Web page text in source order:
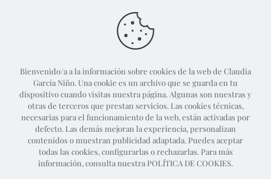
MÉTODOS DE PAGO
Bienvenido/a a la información sobre cookies de la web de Claudia
García Niño. Una cookie es un archivo que se guarda en tu
dispositivo cuando visitas nuestra página. Algunas son nuestras y
otras de terceros que prestan servicios. Las cookies técnicas,
necesarias para el funcionamiento de la web, están activadas por
defecto. Las demás mejoran la experiencia, personalizan
contenidos o muestran publicidad adaptada. Puedes aceptar
todas las cookies, configurarlas o rechazarlas. Para más
información, consulta nuestra POLÍTICA DE COOKIES.